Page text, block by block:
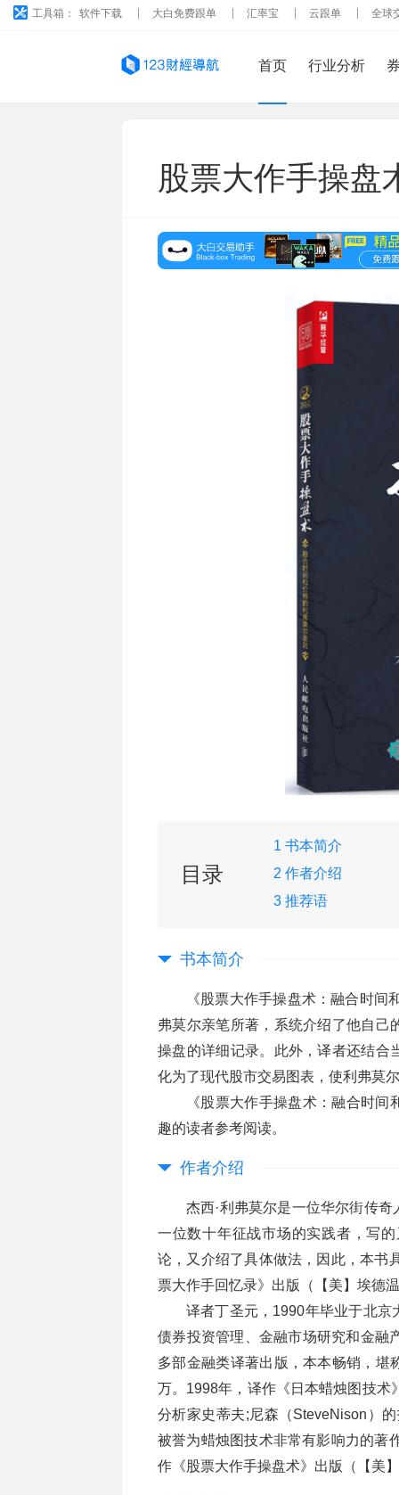
工具箱： 软件下载 大白免费跟单 汇率宝 云跟单 全球
首页 行业分析
股票大作手操盘
目录
1 书本简介
2 作者介绍
3 推荐语
书本简介
《股票大作手操盘术：融合时
弗莫尔亲笔所著，系统介绍了他自己
操盘的详细记录。此外，译者还结合
化为了现代股市交易图表，使利弗莫
《股票大作手操盘术：融合时
趣的读者参考阅读。
作者介绍
杰西·利弗莫尔是一位华尔街传
一位数十年征战市场的实践者，写
论，又介绍了具体做法，因此，本书
票大作手回忆录》出版（【美】埃德
译者丁圣元，1990年毕业于北
债券投资管理、金融市场研究和金融
多部金融类译著出版，本本畅销，堪
万。1998年，译作《日本蜡烛图技术
分析家史蒂夫;尼森（SteveNison）
被誉为蜡烛图技术非常有影响力的著
作《股票大作手操盘术》出版（【美